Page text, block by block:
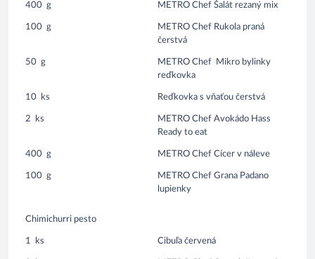
400 g METRO Chef Šalát rezaný mix
100 g
METRO Chef Rukola praná
čerstvá
50 g
METRO Chef Mikro bylinky
reďkovka
10 ks Reďkovka s vňaťou čerstvá
2 ks
METRO Chef Avokádo Hass
Ready to eat
400 g METRO Chef Cícer v náleve
100 g
METRO Chef Grana Padano
lupienky
Chimichurri pesto
1 ks Cibuľa červená